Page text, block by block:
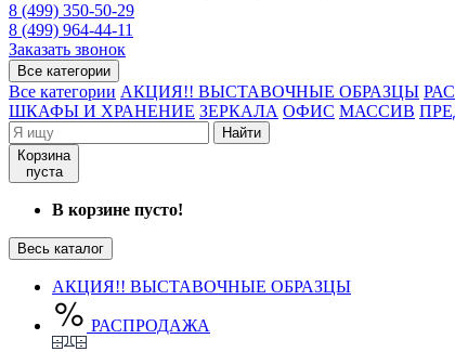
8 (499) 350-50-29
8 (499) 964-44-11
Заказать звонок
Все категории
Все категории АКЦИЯ!! ВЫСТАВОЧНЫЕ ОБРАЗЦЫ
ШКАФЫ И ХРАНЕНИЕ ЗЕРКАЛА ОФИС МАССИВ
Найти
Корзина
пуста
В корзине пусто!
Весь каталог
АКЦИЯ!! ВЫСТАВОЧНЫЕ ОБРАЗЦЫ
РАСПРОДАЖА